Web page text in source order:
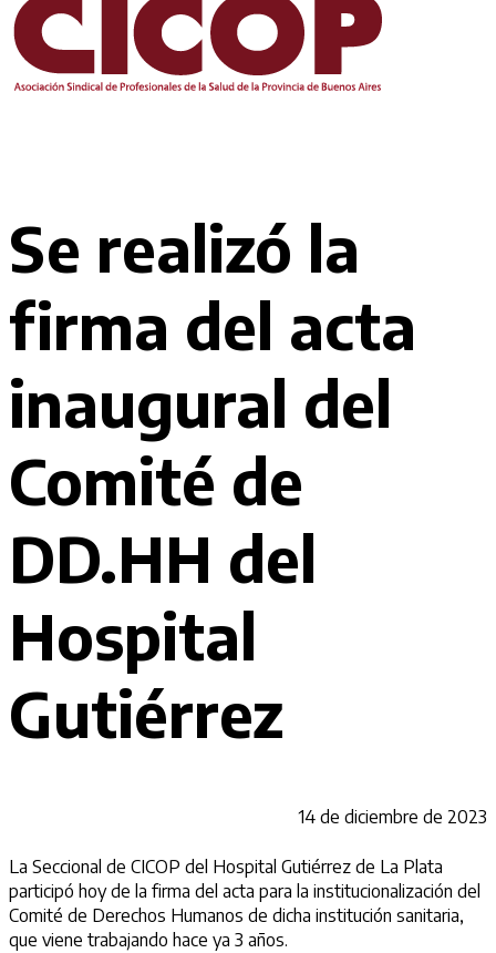
Se realizó la
firma del acta
inaugural del
Comité de
DD.HH del
Hospital
Gutiérrez
14 de diciembre de 2023
La Seccional de CICOP del Hospital Gutiérrez de La Plata
participó hoy de la firma del acta para la institucionalización del
Comité de Derechos Humanos de dicha institución sanitaria,
que viene trabajando hace ya 3 años.